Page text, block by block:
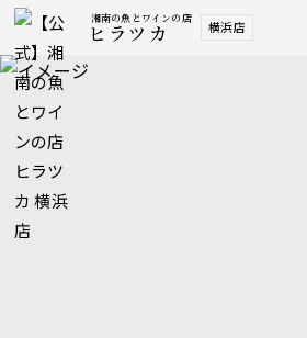
湘南の魚とワインの店
ヒラツカ 横浜店